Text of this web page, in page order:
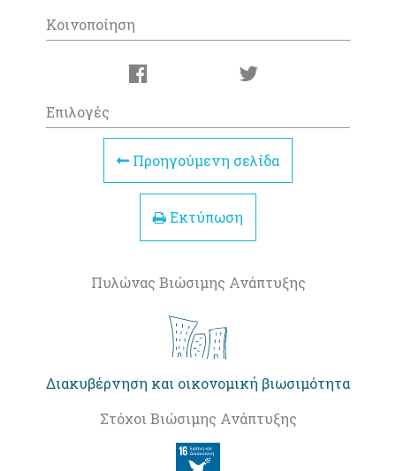
Κοινοποίηση
Επιλογές
Προηγούμενη σελίδα
Εκτύπωση
Πυλώνας Βιώσιμης Ανάπτυξης
Διακυβέρνηση και οικονομική βιωσιμότητα
Στόχοι Βιώσιμης Ανάπτυξης